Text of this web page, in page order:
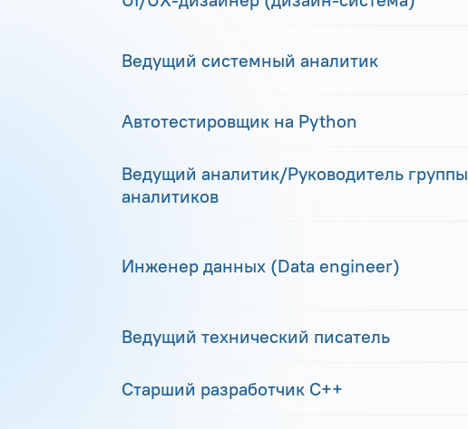
Ведущий системный аналитик
Автотестировщик на Python
Ведущий аналитик/Руководитель группы
аналитиков
Инженер данных (Data engineer)
Ведущий технический писатель
Старший разработчик С++